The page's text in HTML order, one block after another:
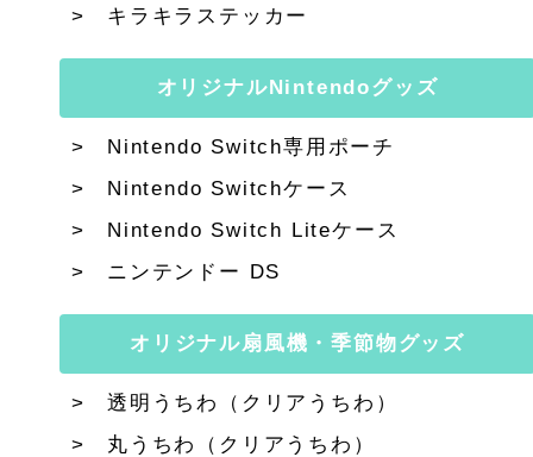
キラキラステッカー
オリジナルNintendoグッズ
Nintendo Switch専用ポーチ
Nintendo Switchケース
Nintendo Switch Liteケース
ニンテンドー DS
オリジナル扇風機・季節物グッズ
透明うちわ（クリアうちわ）
丸うちわ（クリアうちわ）